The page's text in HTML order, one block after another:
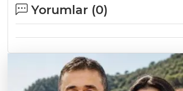
Yorumlar (0)